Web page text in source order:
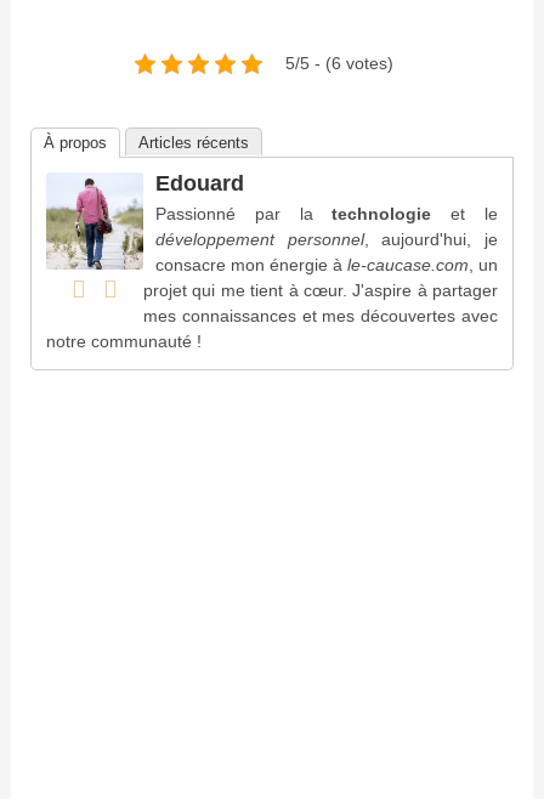
5/5 - (6 votes)
À propos Articles récents
Edouard
Passionné par latechnologie et le
développement personnel, aujourd'hui, je
consacre mon énergie àle-caucase.com , un
projet qui me tient à cœur. J'aspire à partager
mes connaissances et mes découvertes avec
notre communauté !